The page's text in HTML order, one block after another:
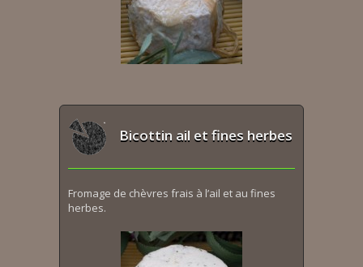
Bicottin ail et fines herbes
Fromage de chèvres frais à l’ail et au fines
herbes.